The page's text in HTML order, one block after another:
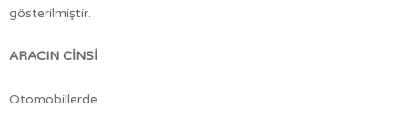
gösterilmiştir.
ARACIN CİNSİ
Otomobillerde